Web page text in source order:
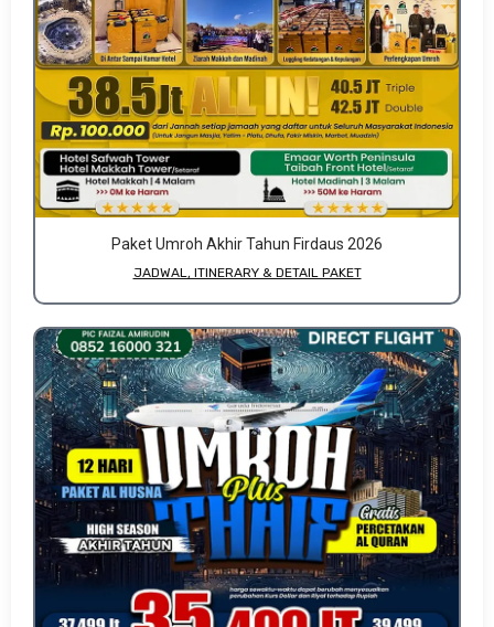
Paket Umroh Akhir Tahun Firdaus 2026
JADWAL, ITINERARY & DETAIL PAKET